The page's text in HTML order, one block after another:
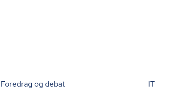
Foredrag og debat
IT